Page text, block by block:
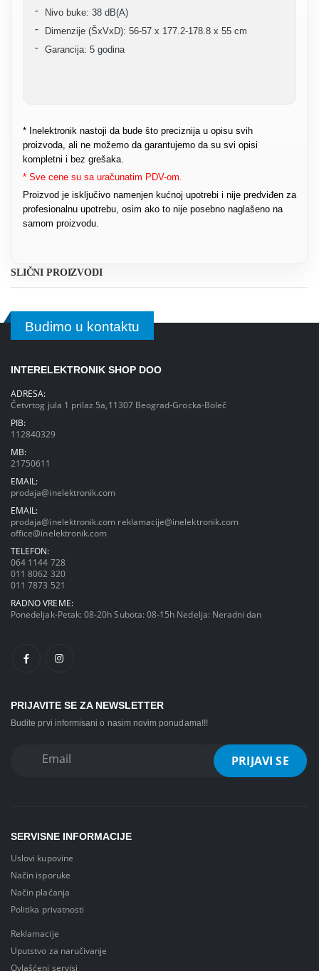
Nivo buke: 38 dB(A)
Dimenzije (ŠxVxD): 56-57 x 177.2-178.8 x 55 cm
Garancija: 5 godina
* Inelektronik nastoji da bude što preciznija u opisu svih
proizvoda, ali ne možemo da garantujemo da su svi opisi
kompletni i bez grešaka.
* Sve cene su sa uračunatim PDV-om.
Proizvod je isključivo namenjen kućnoj upotrebi i nije predviđen za
profesionalnu upotrebu, osim ako to nije posebno naglašeno na
samom proizvodu.
SLIČNI PROIZVODI
Budimo u kontaktu
INTERELEKTRONIK SHOP DOO
ADRESA:
Četvrtog jula 1 prilaz 5a,11307 Beograd-Grocka-Boleč
PIB:
112840329
MB:
21750611
EMAIL:
prodaja@inelektronik.com
EMAIL:
prodaja@inelektronik.com reklamacije@inelektronik.com
office@inelektronik.com
TELEFON:
064 1144 728
011 8062 320
011 7873 521
RADNO VREME:
Ponedeljak-Petak: 08-20h Subota: 08-15h Nedelja: Neradni dan
PRIJAVITE SE ZA NEWSLETTER
Budite prvi informisani o nasim novim ponudama!!!
SERVISNE INFORMACIJE
Uslovi kupovine
Način isporuke
Način plaćanja
Politika privatnosti
Reklamacije
Uputstvo za naručivanje
Ovlašćeni servisi